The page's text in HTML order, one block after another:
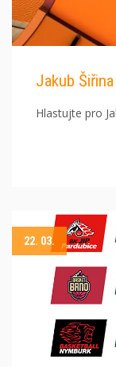
Jakub
Hlastujte pro
22. 03.